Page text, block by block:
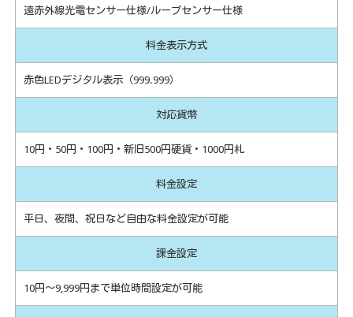
遠赤外線光電センサー仕様/ループセンサー仕様
料金表示方式
赤色LEDデジタル表示（999.999）
対応貨幣
10円・50円・100円・新旧500円硬貨・1000円札
料金設定
平日、夜間、祝日など自由な料金設定が可能
課金設定
10円～9,999円まで単位時間設定が可能